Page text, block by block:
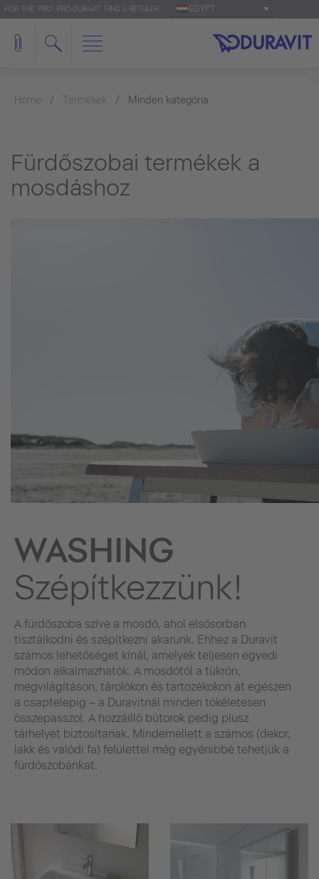
FOR THE 'PRO': PRO.DURAVIT FIND A RETAILER EGYPT
Home Termékek Minden kategória
Fürdőszobai termékek a
mosdáshoz
WASHING
Szépítkezzünk!
A fürdőszoba szíve a mosdó, ahol elsősorban
tisztálkodni és szépítkezni akarunk. Ehhez a Duravit
számos lehetőséget kínál, amelyek teljesen egyedi
módon alkalmazhatók. A mosdótól a tükrön,
megvilágításon, tárolókon és tartozékokon át egészen
a csaptelepig – a Duravitnál minden tökéletesen
összepasszol. A hozzáillő bútorok pedig plusz
tárhelyet biztosítanak. Mindemellett a számos (dekor,
lakk és valódi fa) felülettel még egyénibbé tehetjük a
fürdőszobánkat.